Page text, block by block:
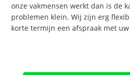
onze vakmensen werkt dan is de
problemen klein. Wij zijn erg
korte termijn een afspraak met